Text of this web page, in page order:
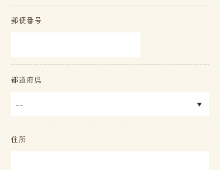
郵便番号
都道府県
住所